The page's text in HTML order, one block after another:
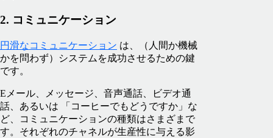
2. コミュニケーション
円滑なコミュニケーション は、（人間か機械
かを問わず）システムを成功させるための鍵
です。
Eメール、メッセージ、音声通話、ビデオ通
話、あるいは 「コーヒーでもどうですか」な
ど、コミュニケーションの種類はさまざまで
す。それぞれのチャネルが生産性に与える影